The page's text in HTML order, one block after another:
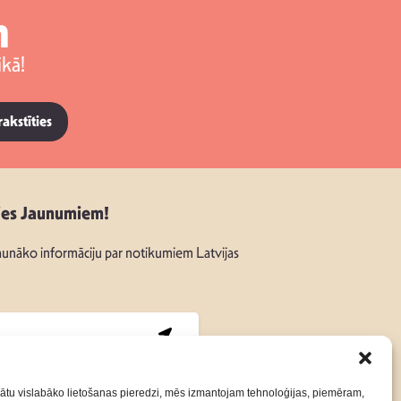
vislabāko lietošanas pieredzi, mēs izmantojam tehnoloģijas, piemēram,
Jaunumiem!
informāciju par notikumiem Latvijas